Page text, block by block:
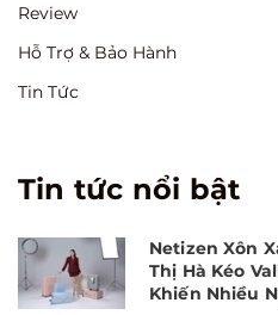
Review
Hỗ Trợ & Bảo Hành
Tin Tức
Tin tức nổi bật
Netizen Xôn
Thị Hà Kéo
Khiến Nhiều